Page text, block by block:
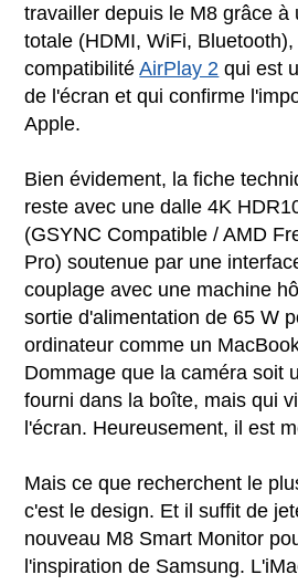
travailler depuis le M8 grâce à
totale (HDMI, WiFi,
compatibilitéAirPlay 2 qui est
de l'écran et qui confirme
Apple.
Bien évidement, la fiche
reste avec une dalle 4K
(GSYNC Compatible / AMD
Pro) soutenue par une
couplage avec une machine
sortie d'alimentation de 65 W
ordinateur comme un
Dommage que la caméra soit
fourni dans la boîte, mais qui
l'écran. Heureusement, il est
Mais ce que recherchent le
c'est le design. Et il suffit de
nouveau M8 Smart Monitor
l'inspiration de Samsung.